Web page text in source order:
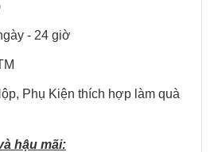
- 24 giờ
Phụ Kiện thích hợp làm quà
hậu mãi: